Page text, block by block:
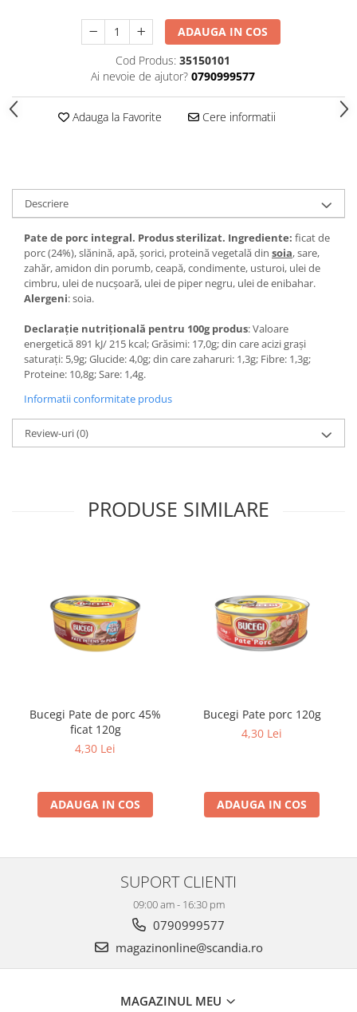
ADAUGA IN COS
Cod Produs: 35150101
Ai nevoie de ajutor? 0790999577
Adauga la Favorite Cere informatii
Descriere
Pate de porc integral. Produs sterilizat. Ingrediente: ficat de
porc (24%), slănină, apă, șorici, proteină vegetală din soia, sare,
zahăr, amidon din porumb, ceapă, condimente, usturoi, ulei de
cimbru, ulei de nucșoară, ulei de piper negru, ulei de enibahar.
Alergeni: soia.
Declarație nutrițională pentru 100g produs: Valoare
energetică 891 kJ/ 215 kcal; Grăsimi: 17,0g; din care acizi grași
saturați: 5,9g; Glucide: 4,0g; din care zaharuri: 1,3g; Fibre: 1,3g;
Proteine: 10,8g; Sare: 1,4g.
Informatii conformitate produs
Review-uri(0)
PRODUSE SIMILARE
Bucegi Pate de porc 45%
ficat 120g
4,30 Lei
ADAUGA IN COS
Bucegi Pate porc 120g
4,30 Lei
ADAUGA IN COS
SUPORT CLIENTI
09:00 am - 16:30 pm
0790999577
magazinonline@scandia.ro
MAGAZINUL MEU